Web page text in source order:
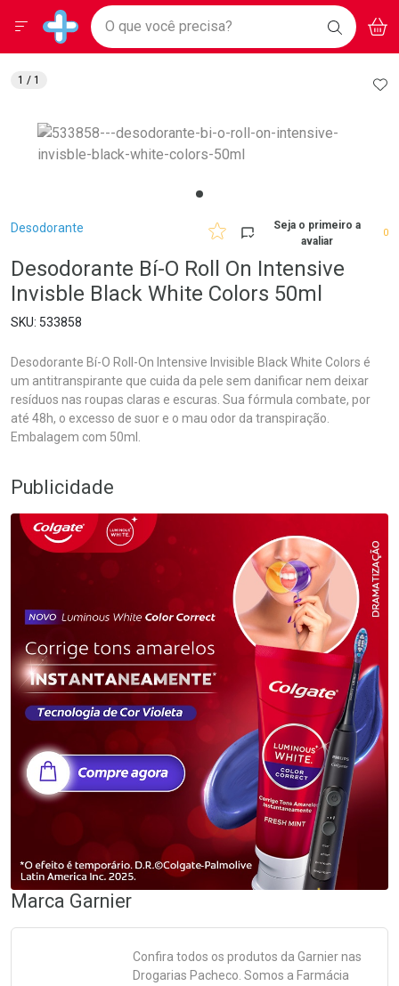
Drogarias Pacheco
Baixe nosso APP e aproveite Ofertas Exclusivas!
BAIXE
O APP
Ir direto para a home
pela página
Ir direto para o conteúdo
Ir direto para a busca
Ir direto para a conta
Ir direto para a notificações
Ir direto para o carrinho
Ir direto para o menu
Faça a sua busca
O que você precisa? BUSCAR
Menu
Breadcrumb
Desodorante
Seja o primeiro a
avaliar
0
Desodorante Bí-O Roll On Intensive
Invisble Black White Colors 50ml
533858
Desodorante Bí-O Roll-On Intensive Invisible Black White Colors é
um antitranspirante que cuida da pele sem danificar nem deixar
resíduos nas roupas claras e escuras. Sua fórmula combate, por
até 48h, o excesso de suor e o mau odor da transpiração.
Embalagem com 50ml.
1 / 1
Publicidade
Marca Garnier
Confira todos os produtos da Garniernas
Drogarias Pacheco. Somos a Farmácia